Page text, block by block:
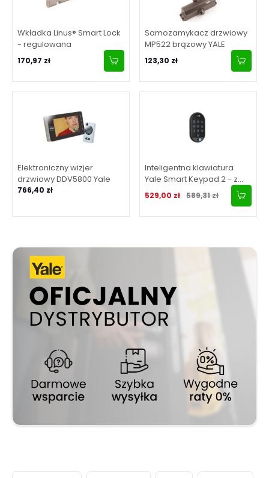
Wkładka Linus® Smart Lock
- regulowana
170,97 zł
Samozamykacz drzwiowy
MP522 brązowy YALE
123,30 zł
Elektroniczny wizjer
drzwiowy DDV5800 Yale
766,40 zł
Inteligentna klawiatura
Yale Smart Keypad 2 - z
czytnikiem linii papilarnych,
czarna
Cena promocyjna
529,00 zł Normalna cena
589,31 zł